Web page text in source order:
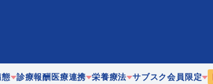
診療報酬 医療連携 栄養療法 サブスク会員限定